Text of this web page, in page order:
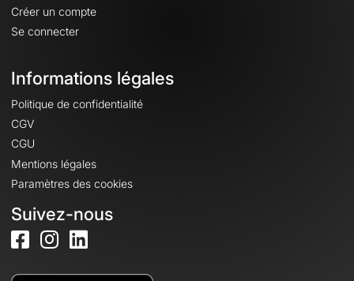
Créer un compte
Se connecter
Informations légales
Politique de confidentialité
CGV
CGU
Mentions légales
Paramètres des cookies
Suivez-nous